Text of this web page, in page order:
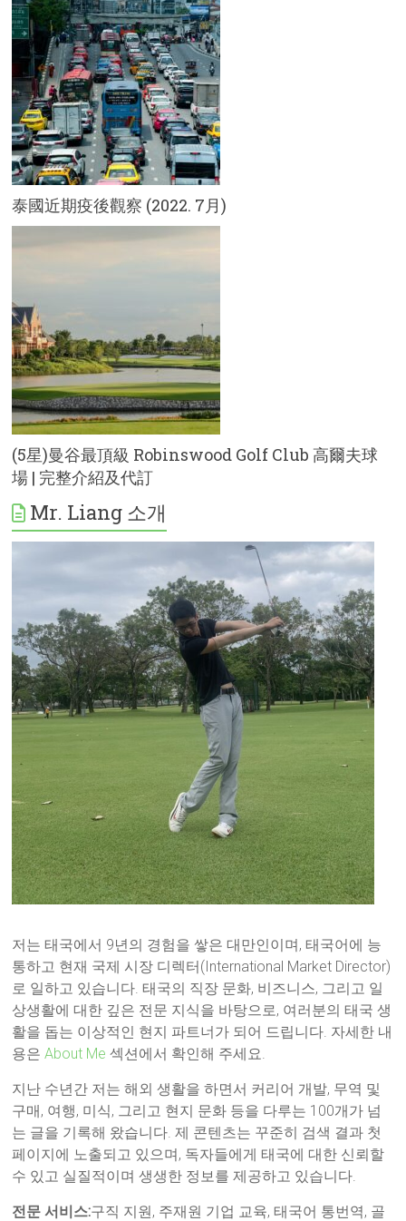
泰國近期疫後觀察 (2022. 7月)
(5星)曼谷最頂級 Robinswood Golf Club 高爾夫球
場 | 完整介紹及代訂
Mr. Liang 소개
저는 태국에서 9년의 경험을 쌓은 대만인이며, 태국어에 능
통하고 현재 국제 시장 디렉터(International Market Director)
로 일하고 있습니다. 태국의 직장 문화, 비즈니스, 그리고 일
상생활에 대한 깊은 전문 지식을 바탕으로, 여러분의 태국 생
활을 돕는 이상적인 현지 파트너가 되어 드립니다. 자세한 내
용은About Me 섹션에서 확인해 주세요.
지난 수년간 저는 해외 생활을 하면서 커리어 개발, 무역 및
구매, 여행, 미식, 그리고 현지 문화 등을 다루는 100개가 넘
는 글을 기록해 왔습니다. 제 콘텐츠는 꾸준히 검색 결과 첫
페이지에 노출되고 있으며, 독자들에게 태국에 대한 신뢰할
수 있고 실질적이며 생생한 정보를 제공하고 있습니다.
전문 서비스:구직 지원, 주재원 기업 교육, 태국어 통번역, 골